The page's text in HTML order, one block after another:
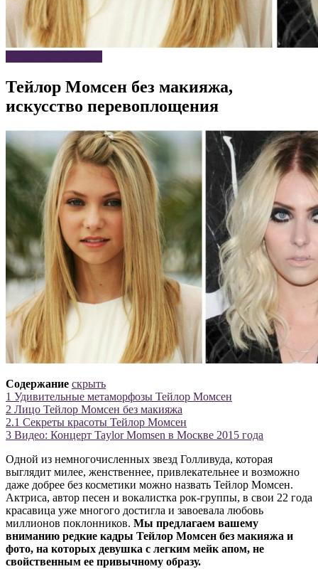
Тейлор Момсен без макияжа,
искусство перевоплощения
Содержание скрыть
1 Удивительные метаморфозы Тейлор Момсен
2 Лицо Тейлор Момсен без макияжа
2.1 Секреты красоты Тейлор Момсен
3 Видео: Концерт Taylor Momsen в Москве 2015 года
Одной из немногочисленных звезд Голливуда, которая
выглядит милее, женственнее, привлекательнее и возможно
даже добрее без косметики можно назвать Тейлор Момсен.
Актриса, автор песен и вокалистка рок-группы, в свои 22 года
красавица уже многого достигла и завоевала любовь
миллионов поклонников. Мы предлагаем вашему
вниманию редкие кадры Тейлор Момсен без макияжа и
фото, на которых девушка с легким мейк апом, не
свойственным ее привычному образу.